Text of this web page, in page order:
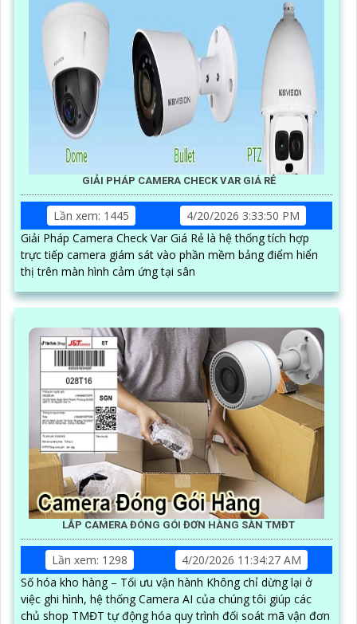
GIẢI PHÁP CAMERA CHECK VAR GIÁ RẺ
Lần xem: 1445
4/20/2026 3:33:50 PM
Giải Pháp Camera Check Var Giá Rẻ là hệ thống tích hợp
trực tiếp camera giám sát vào phần mềm bảng điểm hiển
thị trên màn hình cảm ứng tại sân
LẮP CAMERA ĐÓNG GÓI ĐƠN HÀNG SÀN TMĐT
Lần xem: 1298
4/20/2026 11:34:27 AM
Số hóa kho hàng – Tối ưu vận hành Không chỉ dừng lại ở
việc ghi hình, hệ thống Camera AI của chúng tôi giúp các
chủ shop TMĐT tự động hóa quy trình đối soát mã vận đơn